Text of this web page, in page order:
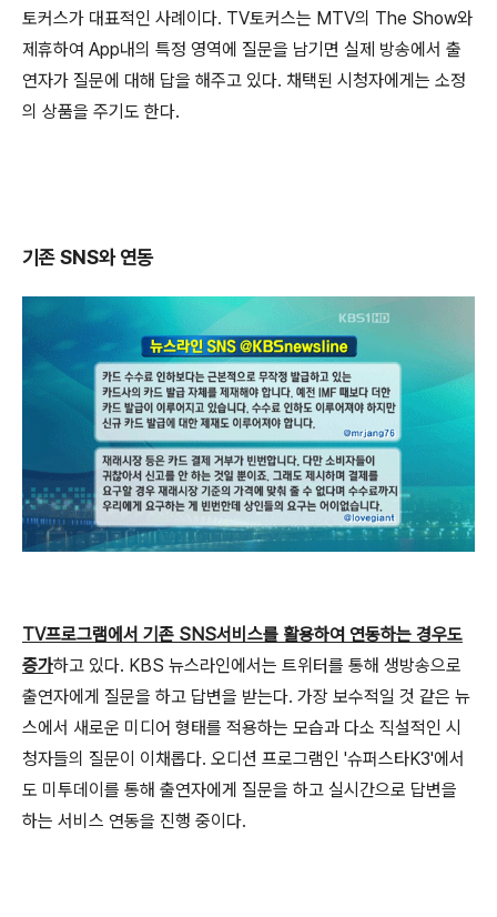
토커스가 대표적인 사례이다. TV토커스는 MTV의 The Show와
제휴하여 App내의 특정 영역에 질문을 남기면 실제 방송에서 출
연자가 질문에 대해 답을 해주고 있다. 채택된 시청자에게는 소정
의 상품을 주기도 한다.
기존 SNS와 연동
TV프로그램에서 기존 SNS서비스를 활용하여 연동하는 경우도
증가하고 있다. KBS 뉴스라인에서는 트위터를 통해 생방송으로
출연자에게 질문을 하고 답변을 받는다. 가장 보수적일 것 같은 뉴
스에서 새로운 미디어 형태를 적용하는 모습과 다소 직설적인 시
청자들의 질문이 이채롭다. 오디션 프로그램인 '슈퍼스타K3'에서
도 미투데이를 통해 출연자에게 질문을 하고 실시간으로 답변을
하는 서비스 연동을 진행 중이다.